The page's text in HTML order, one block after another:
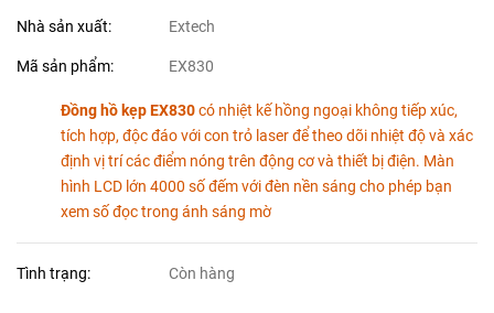
Nhà sản xuất: Extech
Mã sản phẩm: EX830
Đồng hồ kẹp EX830có nhiệt kế hồng ngoại không tiếp xúc,
tích hợp, độc đáo với con trỏ laser để theo dõi nhiệt độ và xác
định vị trí các điểm nóng trên động cơ và thiết bị điện. Màn
hình LCD lớn 4000 số đếm với đèn nền sáng cho phép bạn
xem số đọc trong ánh sáng mờ
Tình trạng: Còn hàng